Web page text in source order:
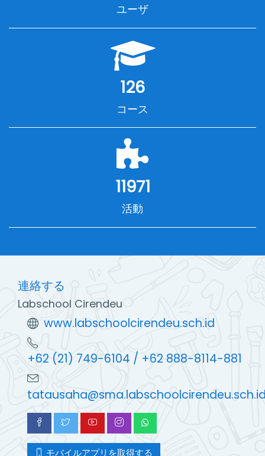
ユーザ
126
コース
11971
活動
連絡する
Labschool Cirendeu
www.labschoolcirendeu.sch.id
+62 (21) 749-6104 / +62 888-8114-881
モバイルアプリを取得する